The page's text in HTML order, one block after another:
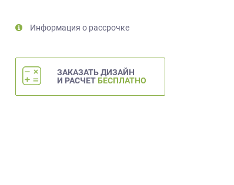
Информация о рассрочке
ЗАКАЗАТЬ ДИЗАЙН
И РАСЧЕТ БЕСПЛАТНО